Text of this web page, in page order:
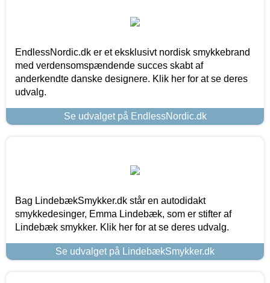
EndlessNordic.dk er et eksklusivt nordisk smykkebrand
med verdensomspændende succes skabt af
anderkendte danske designere. Klik her for at se deres
udvalg.
Se udvalget på EndlessNordic.dk
Bag LindebækSmykker.dk står en autodidakt
smykkedesinger, Emma Lindebæk, som er stifter af
Lindebæk smykker. Klik her for at se deres udvalg.
Se udvalget på LindebækSmykker.dk